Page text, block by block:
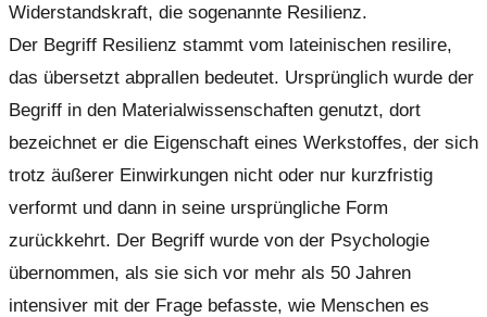
Widerstandskraft, die sogenannte Resilienz.
Der Begriff Resilienz stammt vom lateinischen resilire,
das übersetzt abprallen bedeutet. Ursprünglich wurde der
Begriff in den Materialwissenschaften genutzt, dort
bezeichnet er die Eigenschaft eines Werkstoffes, der sich
trotz äußerer Einwirkungen nicht oder nur kurzfristig
verformt und dann in seine ursprüngliche Form
zurückkehrt. Der Begriff wurde von der Psychologie
übernommen, als sie sich vor mehr als 50 Jahren
intensiver mit der Frage befasste, wie Menschen es